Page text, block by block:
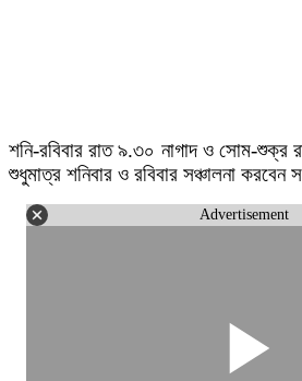
শনি-রবিবার রাত ৯.৩০ নাগাদ ও সোম-শুক্র
শুধুমাত্র শনিবার ও রবিবার সঞ্চালনা করবেন
Advertisement